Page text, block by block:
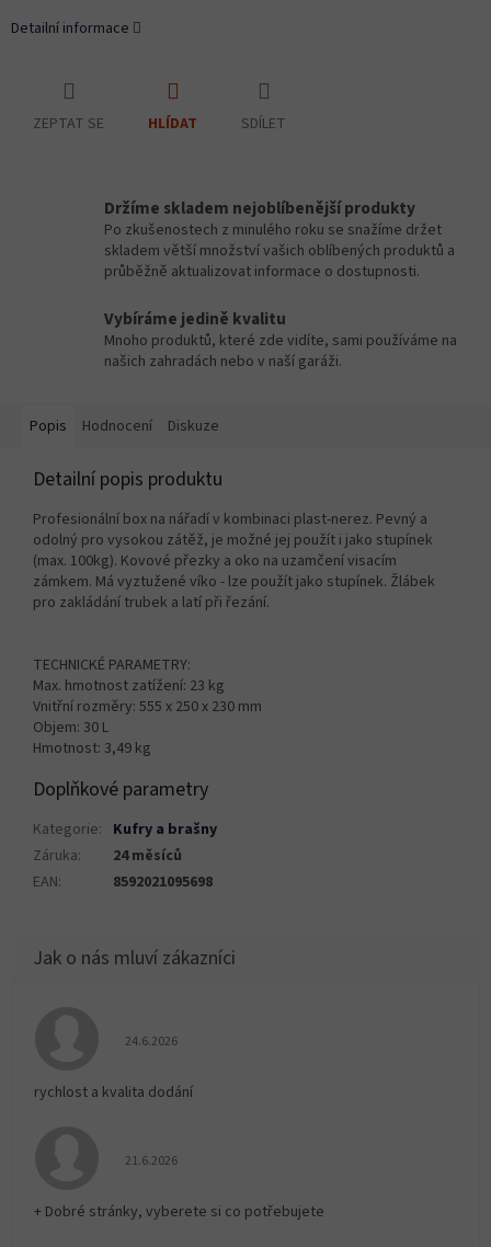
Detailní informace
ZEPTAT SE HLÍDAT SDÍLET
Držíme skladem nejoblíbenější produkty
Po zkušenostech z minulého roku se snažíme držet
skladem větší množství vašich oblíbených produktů a
průběžně aktualizovat informace o dostupnosti.
Vybíráme jedině kvalitu
Mnoho produktů, které zde vidíte, sami používáme na
našich zahradách nebo v naší garáži.
Popis Hodnocení Diskuze
Detailní popis produktu
Profesionální box na nářadí v kombinaci plast-nerez. Pevný a
odolný pro vysokou zátěž, je možné jej použít i jako stupínek
(max. 100kg). Kovové přezky a oko na uzamčení visacím
zámkem. Má vyztužené víko - lze použít jako stupínek. Žlábek
pro zakládání trubek a latí při řezání.
TECHNICKÉ PARAMETRY:
Max. hmotnost zatížení: 23 kg
Vnitřní rozměry: 555 x 250 x 230 mm
Objem: 30 L
Hmotnost: 3,49 kg
Doplňkové parametry
Kategorie: Kufry a brašny
Záruka:
24 měsíců
EAN: 8592021095698
Hodnocení obchodu je 5 z 5 hvězdiček.
24.6.2026
rychlost a kvalita dodání
Hodnocení obchodu je 5 z 5 hvězdiček.
21.6.2026
+ Dobré stránky, vyberete si co potřebujete